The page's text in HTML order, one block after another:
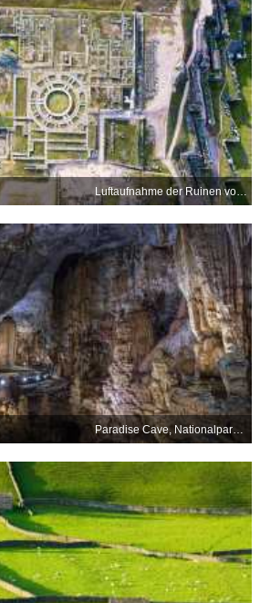
Luftaufnahme der Ruinen von Sacsayhuamán, Cusco, Peru
Paradise Cave, Nationalpark Phong Nha–Ke Bang, Vietnam